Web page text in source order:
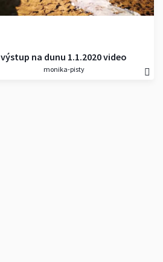
výstup na dunu 1.1.2020 video
monika-pisty